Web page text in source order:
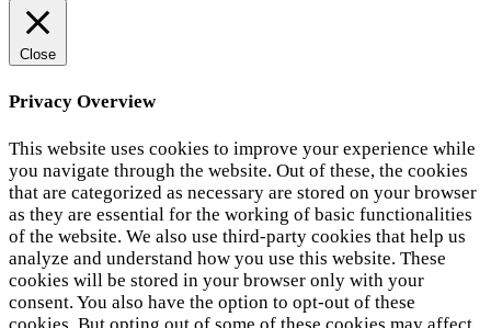
Close
Privacy Overview
This website uses cookies to improve your experience while
you navigate through the website. Out of these, the cookies
that are categorized as necessary are stored on your browser
as they are essential for the working of basic functionalities
of the website. We also use third-party cookies that help us
analyze and understand how you use this website. These
cookies will be stored in your browser only with your
consent. You also have the option to opt-out of these
cookies. But opting out of some of these cookies may affect